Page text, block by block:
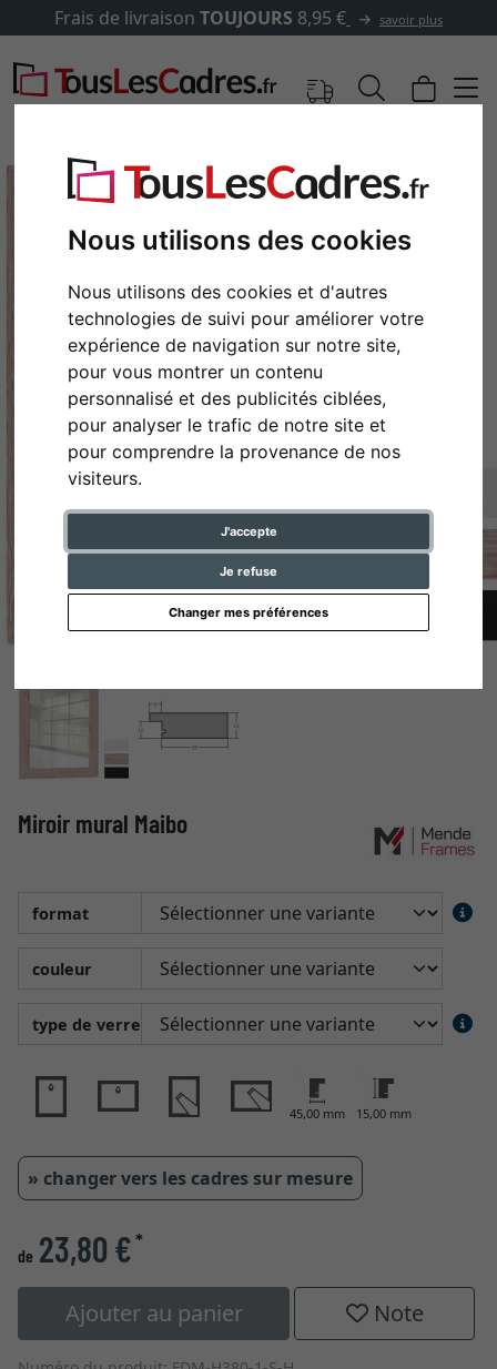
Nous utilisons des cookies
Nous utilisons des cookies et d'autres
technologies de suivi pour améliorer votre
expérience de navigation sur notre site,
pour vous montrer un contenu
personnalisé et des publicités ciblées,
pour analyser le trafic de notre site et
pour comprendre la provenance de nos
visiteurs.
J'accepte
Je refuse
Changer mes préférences
Frais de livraison TOUJOURS 8,95 € savoir plus
Retour
Miroir mural Maibo
format
couleur
type de verre
45,00 mm 15,00 mm
» changer vers les cadres sur mesure
de 23,80 €*
Ajouter au panier Note